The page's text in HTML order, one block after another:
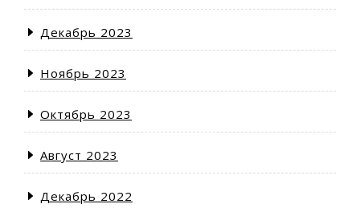
Декабрь 2023
Ноябрь 2023
Октябрь 2023
Август 2023
Декабрь 2022